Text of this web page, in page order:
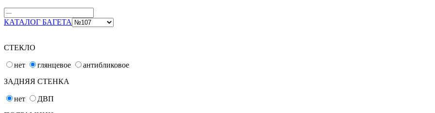
КАТАЛОГ БАГЕТА
СТЕКЛО
нет глянцевое
антибликовое
ЗАДНЯЯ СТЕНКА
нет
ДВП